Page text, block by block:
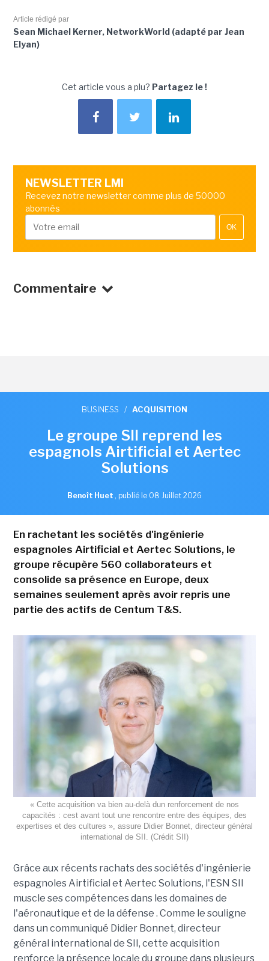
Article rédigé par
Sean Michael Kerner, NetworkWorld (adapté par Jean
Elyan)
Cet article vous a plu? Partagez le !
NEWSLETTER LMI
Recevez notre newsletter comme plus de 50000
abonnés
OK
Commentaire
BUSINESS / ACQUISITION
Le groupe SII reprend les
espagnols Airtificial et Aertec
Solutions
Benoît Huet , publié le 08 Juillet 2026
En rachetant les sociétés d'ingénierie
espagnoles Airtificial et Aertec Solutions, le
groupe récupère 560 collaborateurs et
consolide sa présence en Europe, deux
semaines seulement après avoir repris une
partie des actifs de Centum T&S.
« Cette acquisition va bien au-delà dun renforcement de nos
capacités : cest avant tout une rencontre entre des équipes, des
expertises et des cultures », assure Didier Bonnet, directeur général
international de SII. (Crédit SII)
Grâce aux récents rachats des sociétés d'ingénierie
espagnoles Airtificial et Aertec Solutions, l'ESN SII
muscle ses compétences dans les domaines de
l'aéronautique et de la défense . Comme le souligne
dans un communiqué Didier Bonnet, directeur
général international de SII, cette acquisition
renforce la présence locale du groupe dans plusieurs